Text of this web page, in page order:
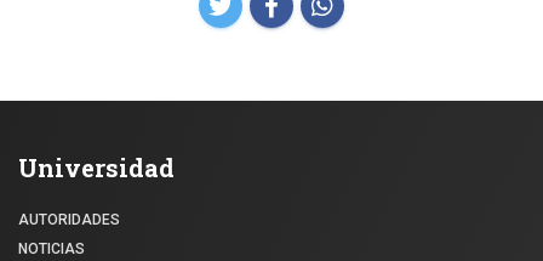
Universidad
AUTORIDADES
NOTICIAS